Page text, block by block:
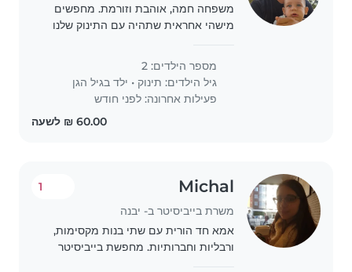
משפחה חמה, אוהבת וזורמת. מחפשים
מישהי אחראית שתהיה עם התינוק שלנו
מספר הילדים: 2
גיל הילדים: תינוק • ילד בגיל הגן
פעילות אחרונה: לפני חודש
Michal
משרת בייביסיטר ב- יבנה
1
אמא חד הורית עם שתי בנות מקסימות,
ורבליות וחברותיות. מחפשת בייביסיטר